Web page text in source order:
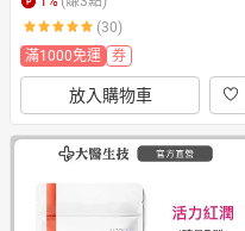
(30)
滿1000免運
券
放入購物車